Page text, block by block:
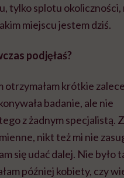
tylko splotu okoliczności,
miejscu jestem dziś.
podjęłaś?
otrzymałam krótkie
badanie, ale nie
z żadnym specjalistą.
nikt też mi nie
się udać dalej. Nie było
później kobiety, czy